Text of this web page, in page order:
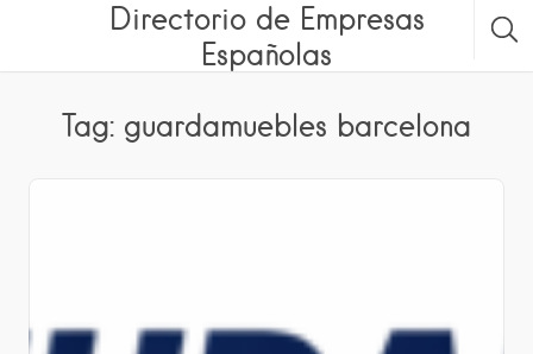
Directorio de Empresas
Españolas
Tag: guardamuebles barcelona